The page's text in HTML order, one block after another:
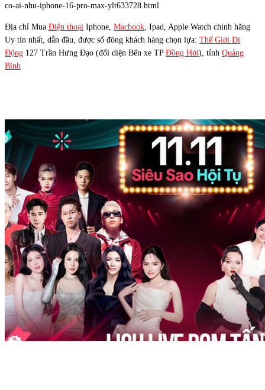
co-ai-nhu-iphone-16-pro-max-ylt633728.html
Địa chỉ Mua Điện thoại Iphone, Macbook , Ipad, Apple Watch chính hãng
Uy tín nhất, dẫn đầu, được số đông khách hàng chọn lựa: Thế Giới Di
Động 127 Trần Hưng Đạo (đối diện Bến xe TP Đồng Hới), tỉnh Quảng
Bình